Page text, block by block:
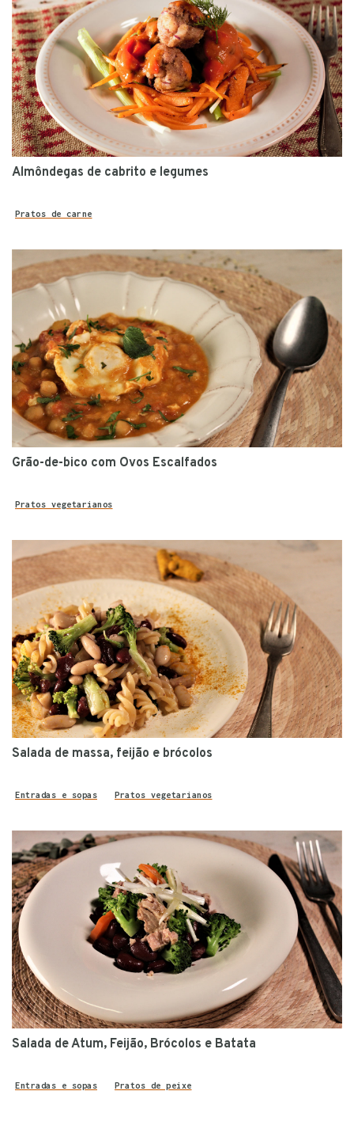
Almôndegas de cabrito e legumes
Pratos de carne
Grão-de-bico com Ovos Escalfados
Pratos vegetarianos
Salada de massa, feijão e brócolos
Entradas e sopas Pratos vegetarianos
Salada de Atum, Feijão, Brócolos e Batata
Entradas e sopas Pratos de peixe